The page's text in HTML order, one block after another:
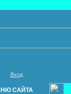
Вход
САЙТА